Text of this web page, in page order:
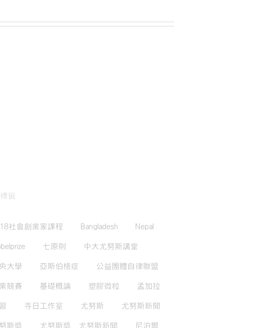
籤
社會創業家課程 Bangladesh Nepal
七原則 中大尤努斯講堂
大學 亞斯伯格症 公益團體自律聯盟
競賽 基礎概論 塑膠微粒 孟加拉
寺日工作室 尤努斯 尤努斯新聞
斯獎 尤努斯獎，尤努斯新聞 尼泊爾